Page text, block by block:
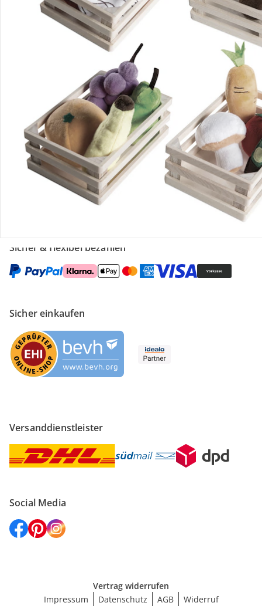
Retoure & Reklamation
Gutscheine & Aktionen
Kontakt & Service
Filialen & Beratung
Unternehmen
Sicher & flexibel bezahlen
Sicher einkaufen
Versanddienstleister
Social Media
Vertrag widerrufen
Impressum
Datenschutz AGB
Widerruf